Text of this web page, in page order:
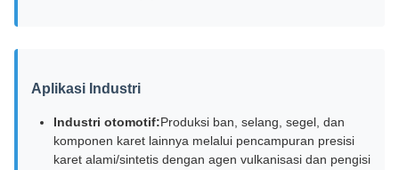
Aplikasi Industri
Industri otomotif:Produksi ban, selang, segel, dan
komponen karet lainnya melalui pencampuran presisi
karet alami/sintetis dengan agen vulkanisasi dan pengisi